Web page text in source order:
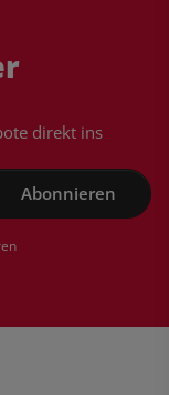
direkt ins
Abonnieren